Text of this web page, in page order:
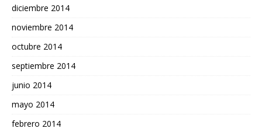
diciembre 2014
noviembre 2014
octubre 2014
septiembre 2014
junio 2014
mayo 2014
febrero 2014